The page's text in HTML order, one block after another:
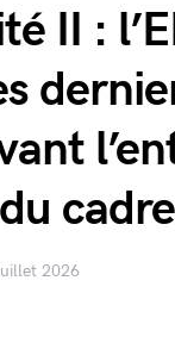
II :
2026